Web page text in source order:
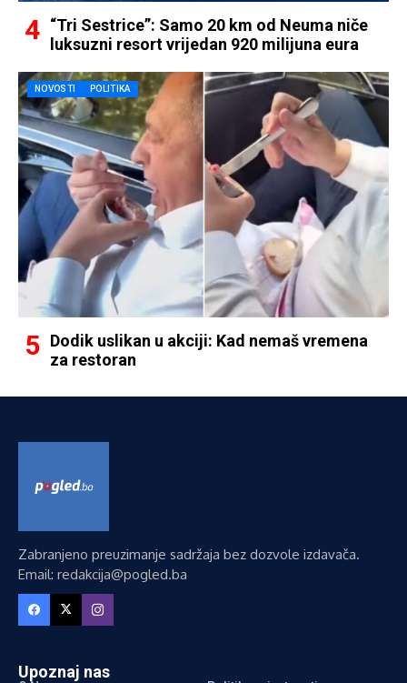
“Tri Sestrice”: Samo 20 km od Neuma niče
luksuzni resort vrijedan 920 milijuna eura
NOVOSTI POLITIKA
Dodik uslikan u akciji: Kad nemaš vremena
za restoran
Zabranjeno preuzimanje sadržaja bez dozvole izdavača.
Email: redakcija@pogled.ba
Upoznaj nas